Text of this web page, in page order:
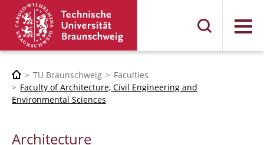
Menu
TU Braunschweig
Faculties
Faculty of Architecture, Civil Engineering and
Environmental Sciences
Architecture